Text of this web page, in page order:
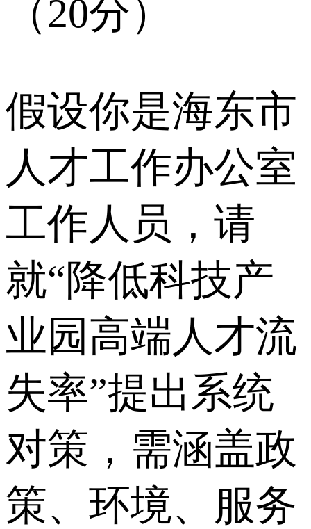
（20分）
假设你是海东市
人才工作办公室
工作人员，请
就“降低科技产
业园高端人才流
失率”提出系统
对策，需涵盖政
策、环境、服务